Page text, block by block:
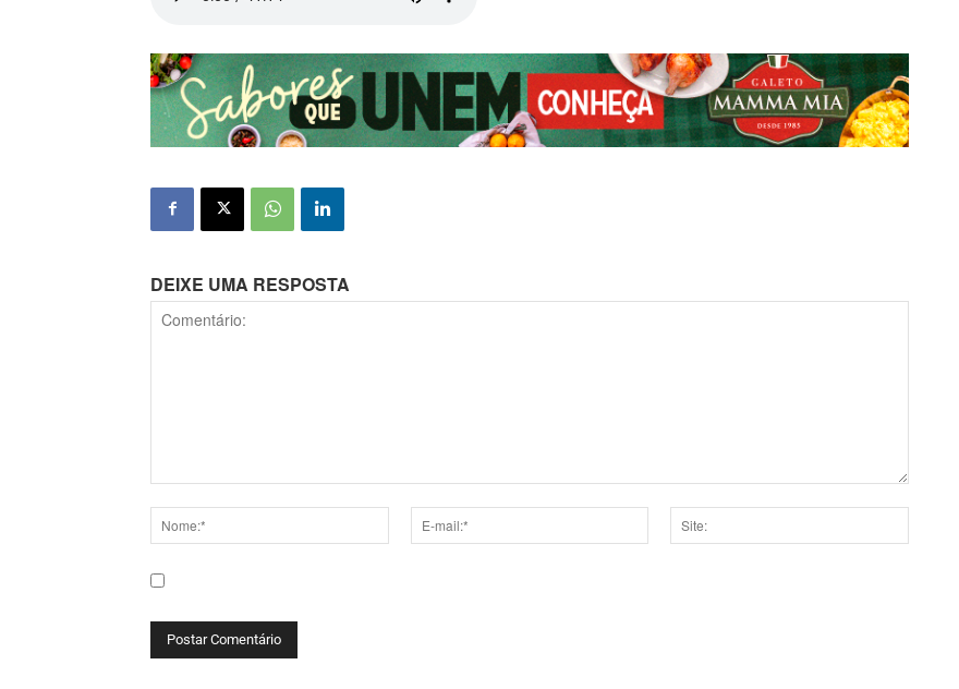
DEIXE UMA RESPOSTA